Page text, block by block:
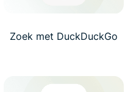
Zoek met DuckDuckGo